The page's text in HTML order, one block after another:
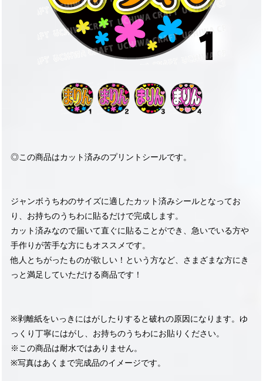
◎この商品はカット済みのプリントシールです。
ジャンボうちわのサイズに適したカット済みシールとなってお
り、お持ちのうちわに貼るだけで完成します。
カット済みなので届いて直ぐに貼ることができ、急いでいる方や
手作りが苦手な方にもオススメです。
他人とちがったものが欲しい！という方など、さまざまな方にき
っと満足していただける商品です！
※剥離紙をいっきにはがしたりすると破れの原因になります。ゆ
っくり丁寧にはがし、お持ちのうちわにお貼りください。
※この商品は耐水ではありません。
※写真はあくまで完成品のイメージです。